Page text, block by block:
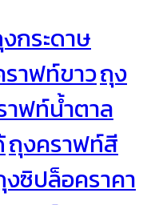
กระดาษ
าฟท์ขาวถุง
ฟท์น้ำตาล
ถุงคราฟท์สี
ซิปล็อคราคา